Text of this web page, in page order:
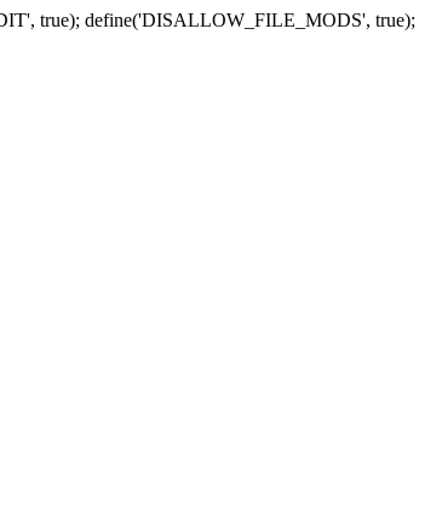
true); define('DISALLOW_FILE_MODS', true);